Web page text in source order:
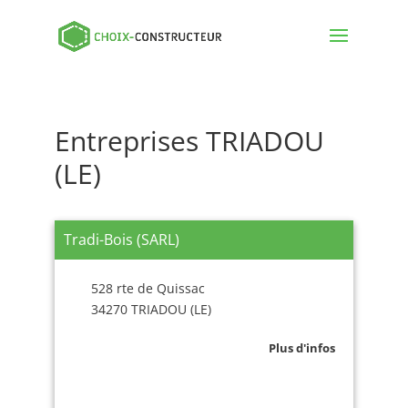
Entreprises TRIADOU
(LE)
Tradi-Bois (SARL)
528 rte de Quissac
34270 TRIADOU (LE)
Plus d'infos